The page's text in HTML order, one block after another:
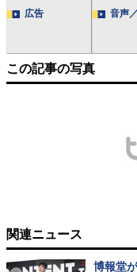
広告
音声
この記事の写真
関連ニュース
博報堂